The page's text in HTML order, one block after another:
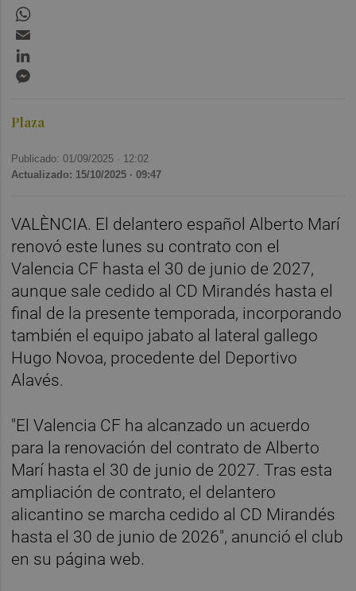
Plaza
Publicado: 01/09/2025 · 12:02
Actualizado: 15/10/2025 · 09:47
VALÈNCIA. El delantero español Alberto Marí
renovó este lunes su contrato con el
Valencia CF hasta el 30 de junio de 2027,
aunque sale cedido al CD Mirandés hasta el
final de la presente temporada, incorporando
también el equipo jabato al lateral gallego
Hugo Novoa, procedente del Deportivo
Alavés.
"El Valencia CF ha alcanzado un acuerdo
para la renovación del contrato de Alberto
Marí hasta el 30 de junio de 2027. Tras esta
ampliación de contrato, el delantero
alicantino se marcha cedido al CD Mirandés
hasta el 30 de junio de 2026", anunció el club
en su página web.